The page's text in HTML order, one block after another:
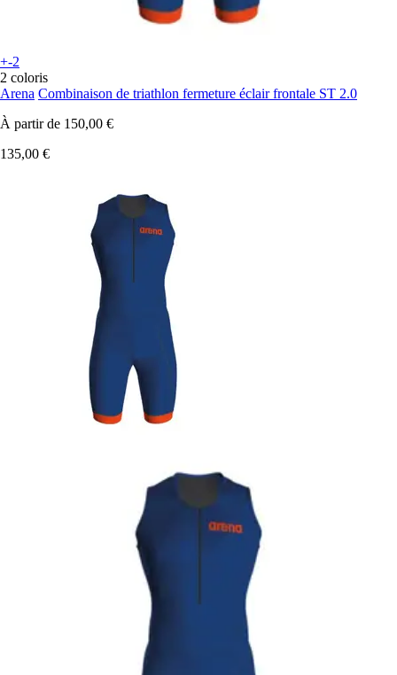
+-2
2 coloris
Arena Combinaison de triathlon fermeture éclair frontale ST 2.0
À partir de 150,00 €
135,00 €